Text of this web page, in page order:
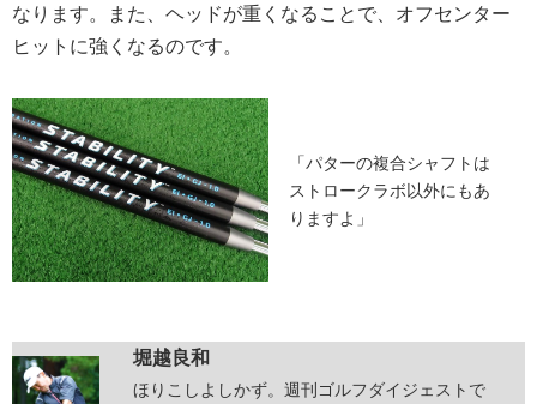
なります。また、ヘッドが重くなることで、オフセンター
ヒットに強くなるのです。
「パターの複合シャフトは
ストロークラボ以外にもあ
りますよ」
堀越良和
ほりこしよしかず。週刊ゴルフダイジェストで